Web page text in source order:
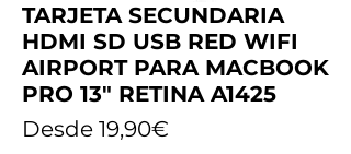
TARJETA SECUNDARIA
HDMI SD USB RED WIFI
AIRPORT PARA MACBOOK
PRO 13" RETINA A1425
Desde 19,90€